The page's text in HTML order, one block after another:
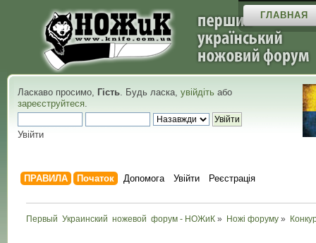
ГЛАВНАЯ
Ласкаво просимо, Гість. Будь ласка, увійдіть або
зареєструйтеся.
Увійти
ПРАВИЛА Початок Допомога Увійти Реєстрація
Первый  Украинский  ножевой  форум - НОЖиК » Ножі форуму »